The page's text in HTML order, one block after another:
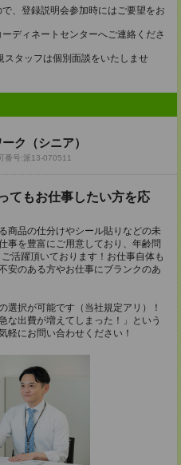
、登録説明会参加時にはご要望をお
ディネートセンターへご連絡くださ
スタッフは個別面談をいたしませ
ク（シニア）
番号:派13-070511
てもお仕事したい方を応
商品の仕分けやシール貼りなどの未
事を豊富にご用意しており、年齢問
活躍頂いております！お仕事自体も
安のある方やお仕事にブランクのあ
選択が可能です（当社規定アリ）！
な出費が増えてしまった！」という
軽にお問い合わせください！